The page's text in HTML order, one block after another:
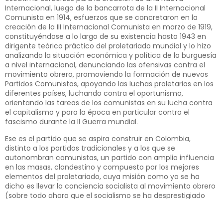
Internacional, luego de la bancarrota de la II Internacional
Comunista en 1914, esfuerzos que se concretaron en la
creación de la III Internacional Comunista en marzo de 1919,
constituyéndose a lo largo de su existencia hasta 1943 en
dirigente teórico práctico del proletariado mundial y lo hizo
analizando la situación económica y política de la burguesía
a nivel internacional, denunciando las ofensivas contra el
movimiento obrero, promoviendo la formación de nuevos
Partidos Comunistas, apoyando las luchas proletarias en los
diferentes países, luchando contra el oportunismo,
orientando las tareas de los comunistas en su lucha contra
el capitalismo y para la época en particular contra el
fascismo durante la II Guerra mundial.
Ese es el partido que se aspira construir en Colombia,
distinto a los partidos tradicionales y a los que se
autonombran comunistas, un partido con amplia influencia
en las masas, clandestino y compuesto por los mejores
elementos del proletariado, cuya misión como ya se ha
dicho es llevar la conciencia socialista al movimiento obrero
(sobre todo ahora que el socialismo se ha desprestigiado